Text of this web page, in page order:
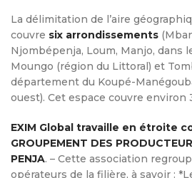
La délimitation de l’aire
couvre six arrondissements
Njombépenja, Loum, Manjo, dans
Moungo (région du Littoral) et
département du Koupé-
ouest). Cet espace couvre environ
EXIM Global travaille en étroite
GROUPEMENT DES
PENJA. – Cette association
opérateurs de la filière, à savoir :